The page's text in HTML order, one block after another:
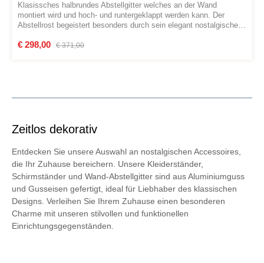
Klasissches halbrundes Abstellgitter welches an der Wand
montiert wird und hoch- und runtergeklappt werden kann. Der
Abstellrost begeistert besonders durch sein elegant nostalgisches
händisch produziert. Material: Gusseisen Farbe: unlackiert oder
Verkaufspreis:
€ 298,00 Regulärer Preis:
€ 371,00
Zeitlos dekorativ
Entdecken Sie unsere Auswahl an nostalgischen Accessoires,
die Ihr Zuhause bereichern. Unsere Kleiderständer,
Schirmständer und Wand-Abstellgitter sind aus Aluminiumguss
und Gusseisen gefertigt, ideal für Liebhaber des klassischen
Designs. Verleihen Sie Ihrem Zuhause einen besonderen
Charme mit unseren stilvollen und funktionellen
Einrichtungsgegenständen.